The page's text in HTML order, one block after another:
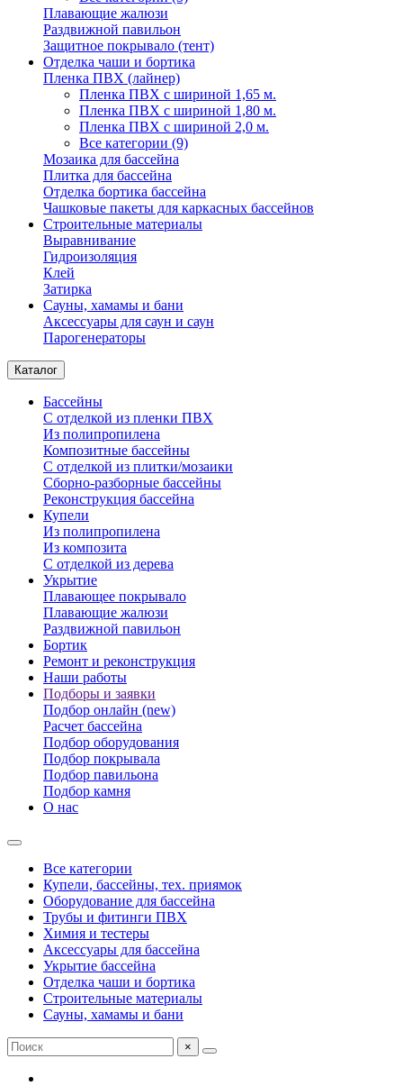
Плавающие жалюзи
Раздвижной павильон
Защитное покрывало (тент)
Отделка чаши и бортика
Пленка ПВХ (лайнер)
Пленка ПВХ с шириной 1,65 м.
Пленка ПВХ с шириной 1,80 м.
Пленка ПВХ с шириной 2,0 м.
Все категории (9)
Мозаика для бассейна
Плитка для бассейна
Отделка бортика бассейна
Чашковые пакеты для каркасных бассейнов
Строительные материалы
Выравнивание
Гидроизоляция
Клей
Затирка
Сауны, хамамы и бани
Аксессуары для саун и саун
Парогенераторы
Каталог
Бассейны
С отделкой из пленки ПВХ
Из полипропилена
Композитные бассейны
С отделкой из плитки/мозаики
Сборно-разборные бассейны
Реконструкция бассейна
Купели
Из полипропилена
Из композита
С отделкой из дерева
Укрытие
Плавающее покрывало
Плавающие жалюзи
Раздвижной павильон
Бортик
Ремонт и реконструкция
Наши работы
Подборы и заявки
Подбор онлайн (new)
Расчет бассейна
Подбор оборудования
Подбор покрывала
Подбор павильона
Подбор камня
О нас
Все категории
Купели, бассейны, тех. приямок
Оборудование для бассейна
Трубы и фитинги ПВХ
Химия и тестеры
Аксессуары для бассейна
Укрытие бассейна
Отделка чаши и бортика
Строительные материалы
Сауны, хамамы и бани
×